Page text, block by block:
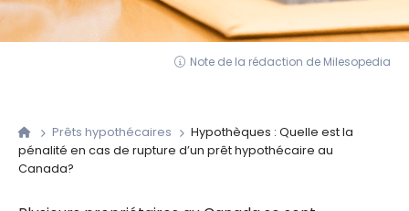
Note de la rédaction de Milesopedia
Prêts hypothécaires
Hypothèques : Quelle est la
pénalité en cas de rupture d’un prêt hypothécaire au
Canada?